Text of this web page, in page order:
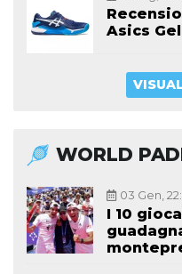
Asics
WORLD
03 Gen,
I 10